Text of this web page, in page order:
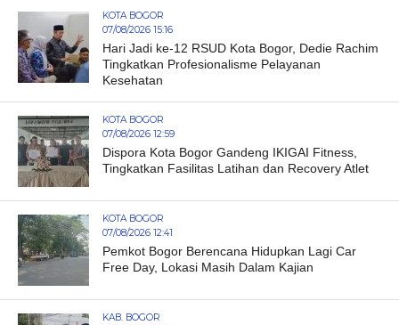
KOTA BOGOR
07/08/2026 15:16
Hari Jadi ke-12 RSUD Kota Bogor, Dedie Rachim
Tingkatkan Profesionalisme Pelayanan
Kesehatan
KOTA BOGOR
07/08/2026 12:59
Dispora Kota Bogor Gandeng IKIGAI Fitness,
Tingkatkan Fasilitas Latihan dan Recovery Atlet
KOTA BOGOR
07/08/2026 12:41
Pemkot Bogor Berencana Hidupkan Lagi Car
Free Day, Lokasi Masih Dalam Kajian
KAB. BOGOR